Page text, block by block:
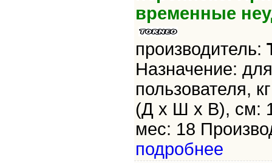
временные
производитель:
Назначение:
пользователя,
(Д х Ш х В), см:
мес: 18
подробнее